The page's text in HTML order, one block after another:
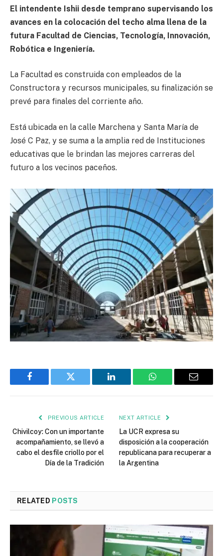
El intendente Ishii desde temprano supervisando los
avances en la colocación del techo alma llena de la
futura Facultad de Ciencias, Tecnología, Innovación,
Robótica e Ingeniería.
La Facultad es construida con empleados de la
Constructora y recursos municipales, su finalización se
prevé para finales del corriente año.
Está ubicada en la calle Marchena y Santa María de
José C Paz, y se suma a la amplia red de Instituciones
educativas que le brindan las mejores carreras del
futuro a los vecinos paceños.
Facebook Twitter LinkedIn WhatsApp Email
PREVIOUS ARTICLE
Chivilcoy: Con un importante
acompañamiento, se llevó a
cabo el desfile criollo por el
Día de la Tradición
NEXT ARTICLE
La UCR expresa su
disposición a la cooperación
republicana para recuperar a
la Argentina
RELATED POSTS